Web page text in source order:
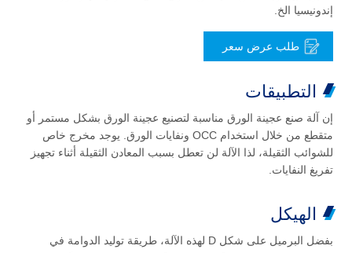
إندونيسيا الخ.
طلب عرض سعر
التطبيقات
إن آلة صنع عجينة الورق مناسبة لتصنيع عجينة الورق بشكل مستمر أو
متقطع من خلال استخدام OCC ونفايات الورق. يوجد مخرج خاص
للشوائب الثقيلة، لذا الآلة لن تعطل بسبب المعادن الثقيلة أثناء تجهيز
تفريغ النفايات.
الهيكل
بفضل البرميل على شكل D لهذه الآلة، طريقة توليد الدوامة في